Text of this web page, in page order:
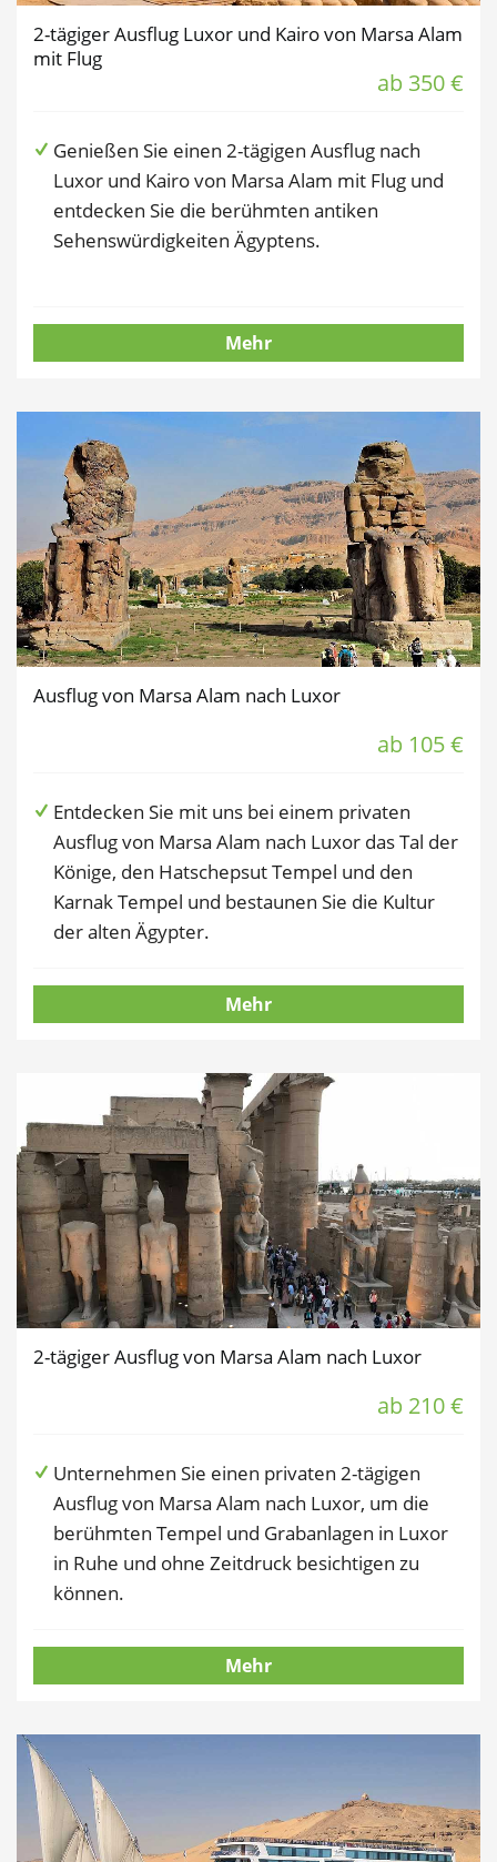
2-tägiger Ausflug Luxor und Kairo von Marsa Alam
mit Flug
ab 350 €
Genießen Sie einen 2-tägigen Ausflug nach
Luxor und Kairo von Marsa Alam mit Flug und
entdecken Sie die berühmten antiken
Sehenswürdigkeiten Ägyptens.
Mehr
Ausflug von Marsa Alam nach Luxor
ab 105 €
Entdecken Sie mit uns bei einem privaten
Ausflug von Marsa Alam nach Luxor das Tal der
Könige, den Hatschepsut Tempel und den
Karnak Tempel und bestaunen Sie die Kultur
der alten Ägypter.
Mehr
2-tägiger Ausflug von Marsa Alam nach Luxor
ab 210 €
Unternehmen Sie einen privaten 2-tägigen
Ausflug von Marsa Alam nach Luxor, um die
berühmten Tempel und Grabanlagen in Luxor
in Ruhe und ohne Zeitdruck besichtigen zu
können.
Mehr